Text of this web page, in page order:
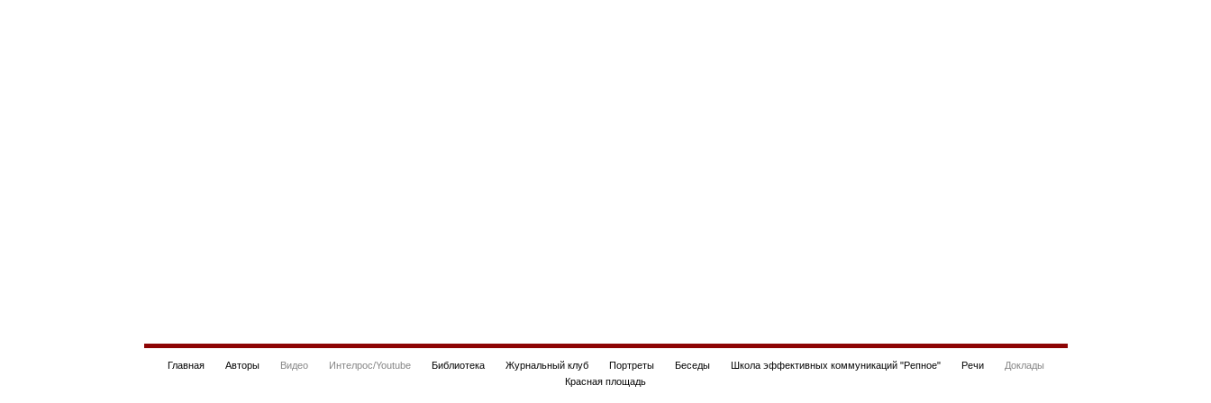
Главная Авторы Видео Интелрос/Youtube Библиотека Журнальный клуб Портреты Беседы Школа эффективных коммуникаций "Репное" Речи
Доклады
Красная площадь